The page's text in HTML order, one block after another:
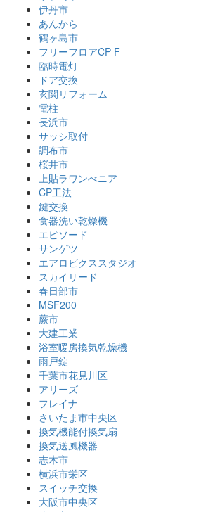
伊丹市
あんから
鶴ヶ島市
フリーフロアCP-F
臨時電灯
ドア交換
玄関リフォーム
電柱
長浜市
サッシ取付
調布市
桜井市
上貼ラワンべニア
CP工法
鍵交換
食器洗い乾燥機
エピソード
サンゲツ
エアロビクススタジオ
スカイリード
春日部市
MSF200
蕨市
大建工業
浴室暖房換気乾燥機
雨戸錠
千葉市花見川区
アリーズ
フレイナ
さいたま市中央区
換気機能付換気扇
換気送風機器
志木市
横浜市栄区
スイッチ交換
大阪市中央区